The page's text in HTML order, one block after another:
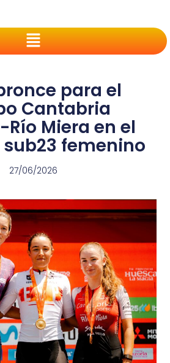
para el
Cantabria
Río Miera en el
femenino
27/06/2026